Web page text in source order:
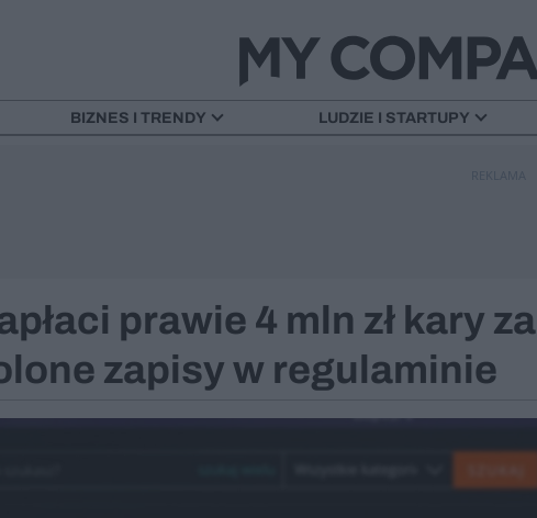
BIZNES I TRENDY LUDZIE I STARTUPY
prawie 4 mln zł kary za
zapisy w regulaminie